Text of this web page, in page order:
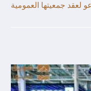
لعقد جمعيتها العمومية